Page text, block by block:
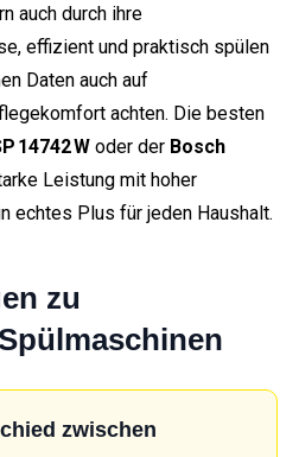
auch durch ihre
effizient und praktisch spülen
Daten auch auf
achten. Die besten
14742 W oder der Bosch
Leistung mit hoher
echtes Plus für jeden Haushalt.
zu
zwischen